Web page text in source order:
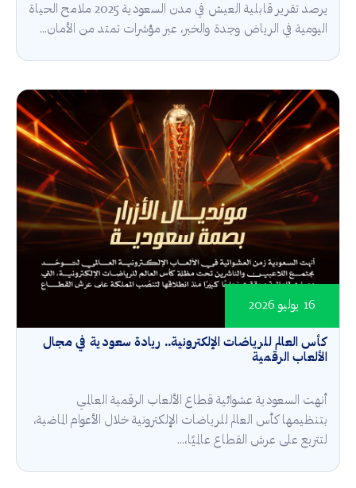
يرصد تقرير قابلية العيش في مدن السعودية 2025 ملامح الحياة
اليومية في الرياض وجدة والخبر، عبر مؤشرات تمتد من الأمان...
كأس العالم للرياضات الإلكترونية.. ريادة سعودية في مجال
الألعاب الرقمية
16 يوليو 2026
أنهت السعودية عشوائية قطاع الألعاب الرقمية العالمي
بتنظيمها كأس العالم للرياضات الإلكترونية خلال الأعوام الماضية،
لتتربع على عرش القطاع عالميًا،...